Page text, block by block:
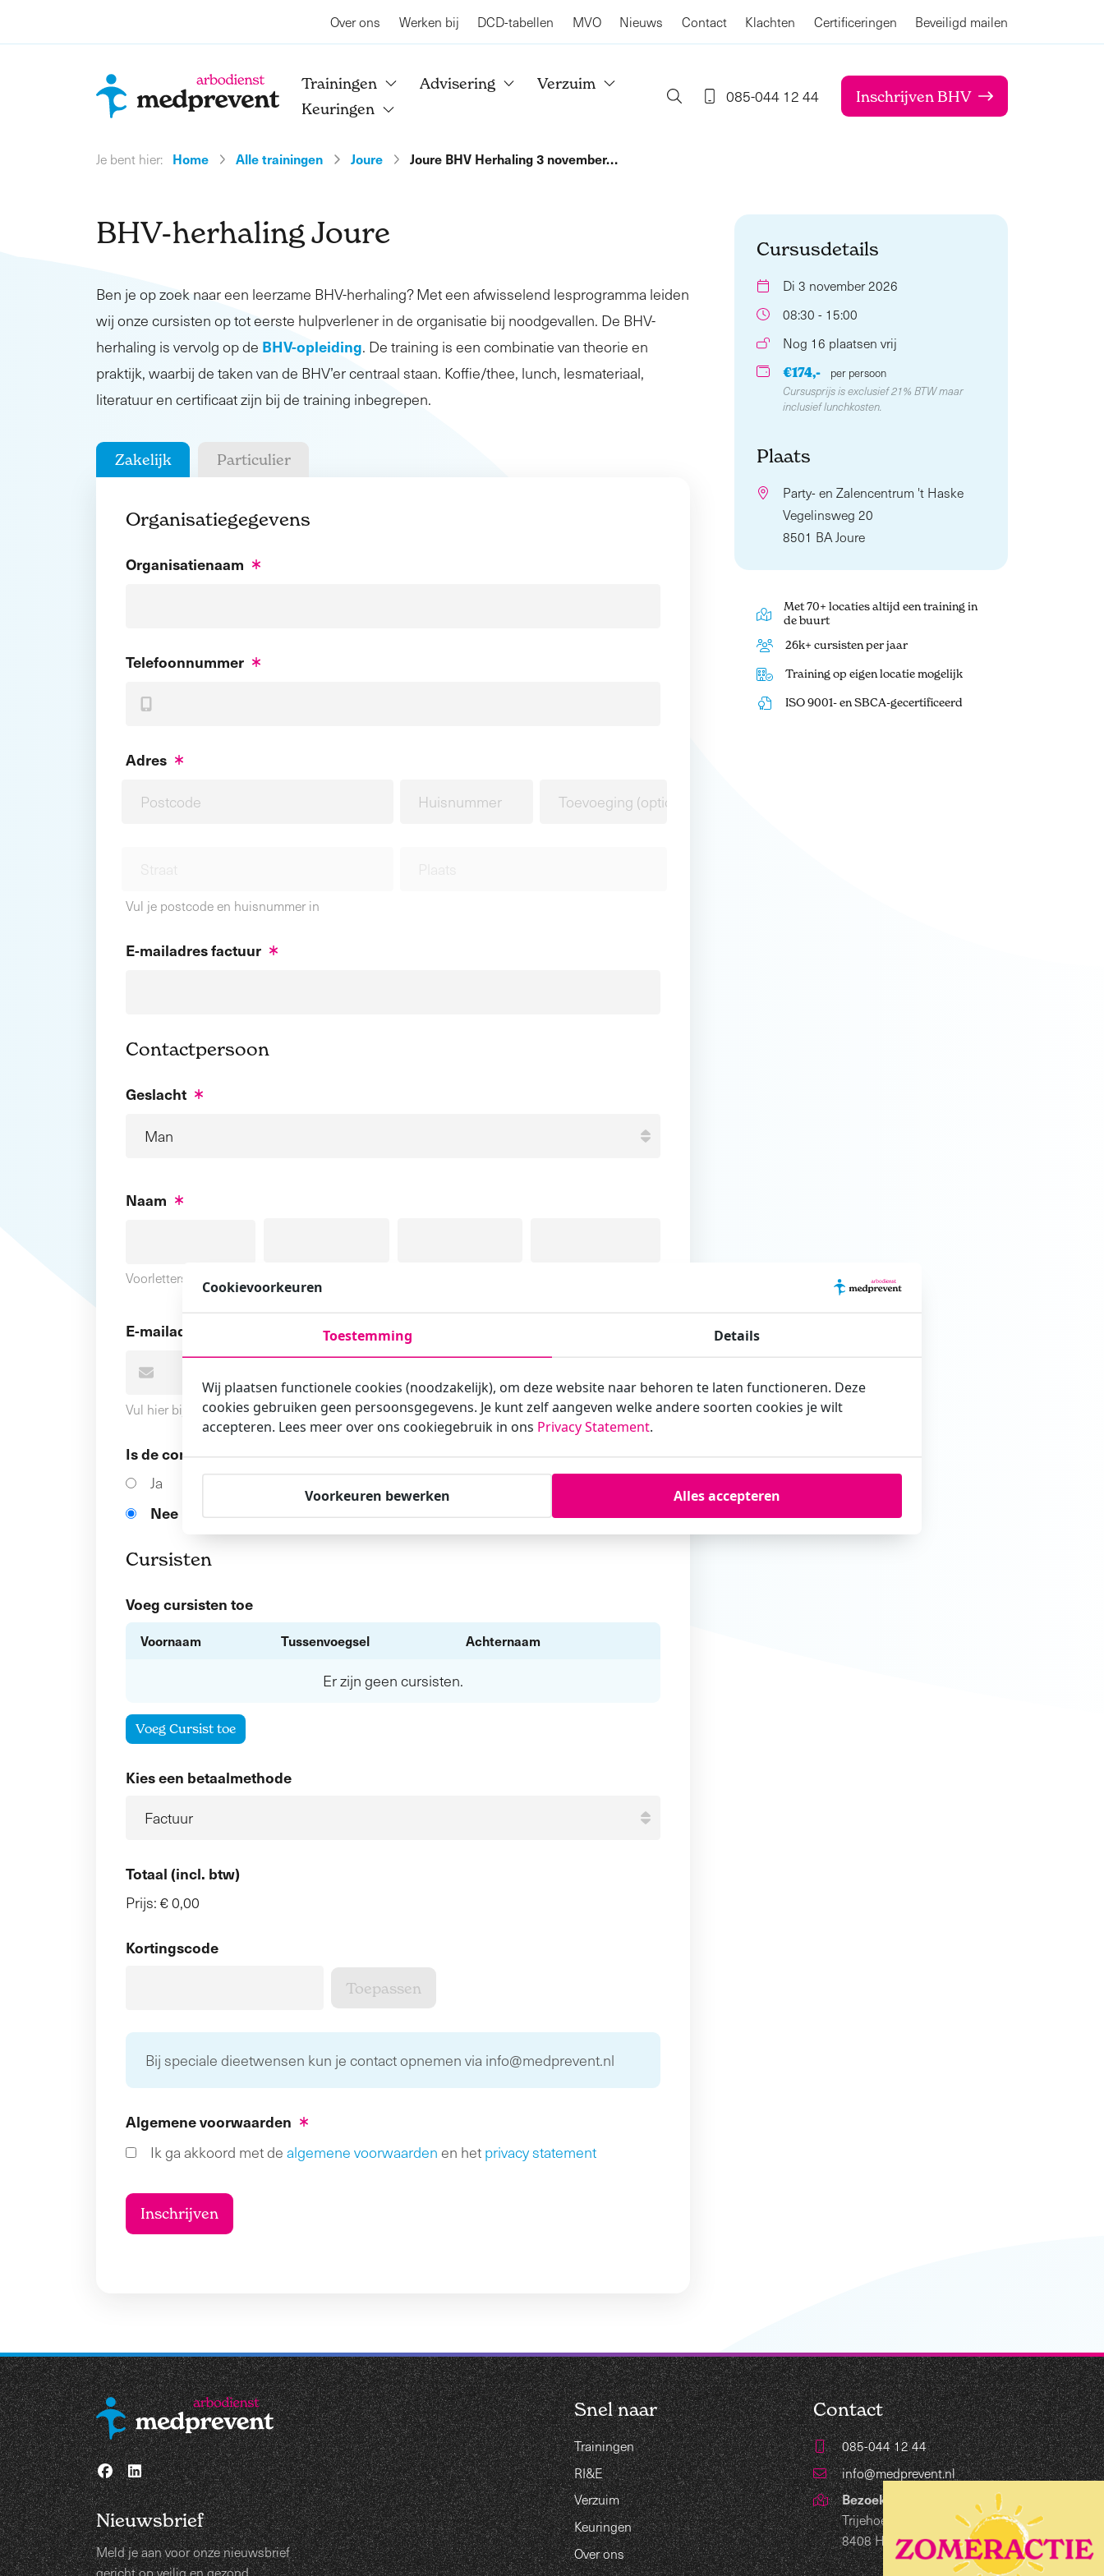
Over ons Werken bij DCD-tabellen MVO Nieuws Contact Klachten Certificeringen Beveiligd mailen
Trainingen Advisering
Verzuim
Keuringen
085-044 12 44 Inschrijven BHV
Je bent hier: Home Alle trainingen Joure Joure BHV Herhaling 3 november…
BHV-herhaling Joure
Ben je op zoek naar een leerzame BHV-herhaling? Met een afwisselend lesprogramma leiden
wij onze cursisten op tot eerste hulpverlener in de organisatie bij noodgevallen. De BHV-
herhaling is vervolg op de BHV-opleiding. De training is een combinatie van theorie en
praktijk, waarbij de taken van de BHV’er centraal staan. Koffie/thee, lunch, lesmateriaal,
literatuur en certificaat zijn bij de training inbegrepen.
Zakelijk Particulier
Organisatiegegevens
Organisatienaam
Telefoonnummer
Adres
Vul je postcode en huisnummer in
E-mailadres factuur
Contactpersoon
Geslacht
Naam
Voorletters
E-mailadres
Vul hier bij voorkeur het e-mailadres in waarmee je zakelijk/administratief correspondeert
Is de contactpersoon ook een cursist?
Ja
Nee
Cursisten
Voeg cursisten toe
Voornaam Tussenvoegsel Achternaam
Er zijn geen cursisten.
Voeg Cursist toe
Kies een betaalmethode
Totaal (incl. btw)
Prijs: € 0,00
Kortingscode
Bij speciale dieetwensen kun je contact opnemen via info@medprevent.nl
Algemene voorwaarden
Ik ga akkoord met de algemene voorwaarden en het privacy statement
Cursusdetails
Di 3 november 2026
08:30 - 15:00
Nog 16 plaatsen vrij
€174,-
per persoon
Cursusprijs is exclusief 21% BTW maar
inclusief lunchkosten.
Plaats
Party- en Zalencentrum 't Haske
Vegelinsweg 20
8501 BA Joure
Met 70+ locaties altijd een training in
de buurt
26k+ cursisten per jaar
Training op eigen locatie mogelijk
ISO 9001- en SBCA-gecertificeerd
Nieuwsbrief
Meld je aan voor onze nieuwsbrief
gericht op veilig en gezond
Snel naar
Trainingen
RI&E
Verzuim
Keuringen
Over ons
Contact
085-044 12 44
info@medprevent.nl
Bezoekadres
Trijehoek 19
8408 HB Lippenhuizen
Cookievoorkeuren
Toestemming Details
Wij plaatsen functionele cookies (noodzakelijk), om deze website naar behoren te laten functioneren. Deze
cookies gebruiken geen persoonsgegevens. Je kunt zelf aangeven welke andere soorten cookies je wilt
accepteren. Lees meer over ons cookiegebruik in ons Privacy Statement.
Voorkeuren bewerken Alles accepteren